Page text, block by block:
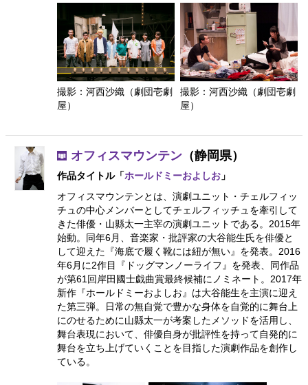
撮影：河西沙織（劇団壱劇
屋）
撮影：河西沙織（劇団壱劇
屋）
オフィスマウンテン （静岡県）
作品タイトル「ホールドミーおよしお 」
オフィスマウンテンとは、演劇ユニット・チェルフィッ
チュの中心メンバーとしてチェルフィッチュを牽引して
きた俳優・山縣太一主宰の演劇ユニットである。2015年
始動。同年6月、音楽家・批評家の大谷能生氏を俳優と
して迎えた『海底で履く靴には紐が無い』を発表。2016
年6月に2作目『ドッグマンノーライフ』を発表、同作品
が第61回岸田國士戯曲賞最終候補にノミネート。2017年
新作『ホールドミーおよしお』は大谷能生を主演に迎え
た第三弾。日常の無自覚で豊かな身体を自覚的に舞台上
にのせるために山縣太一が考案したメソッドを活用し、
舞台表現において、俳優自身が批評性を持って自発的に
舞台を立ち上げていくことを目指した演劇作品を創作し
ている。